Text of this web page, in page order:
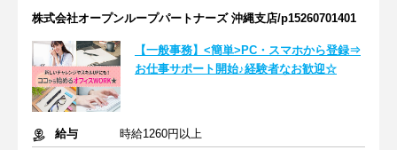
株式会社オープンループパートナーズ 沖縄支店/p15260701401
【一般事務】<簡単>PC・スマホから登録⇒
お仕事サポート開始♪経験者なお歓迎☆
給与
時給1260円以上